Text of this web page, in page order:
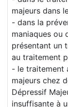
majeurs dans
- dans la
maniaques ou
présentant un
au traitement
- le traitement
majeurs chez
Dépressif
insuffisante à